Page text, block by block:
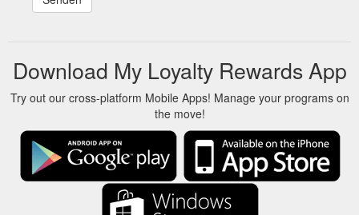
Download My Loyalty Rewards App
Try out our cross-platform Mobile Apps! Manage your programs on
the move!